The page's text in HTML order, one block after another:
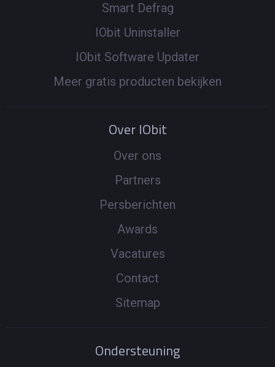
Smart Defrag
IObit Uninstaller
IObit Software Updater
Meer gratis producten bekijken
Over IObit
Over ons
Partners
Persberichten
Awards
Vacatures
Contact
Sitemap
Ondersteuning